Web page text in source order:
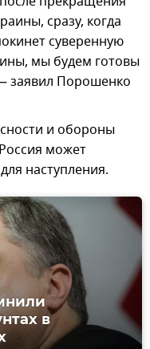
сразу, когда
суверенную
мы будем готовы
заявил Порошенко
и обороны
может
наступления.
в